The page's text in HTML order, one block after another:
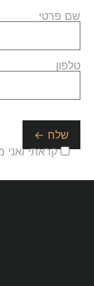
שם פרטי
טלפון
קראתי ואני